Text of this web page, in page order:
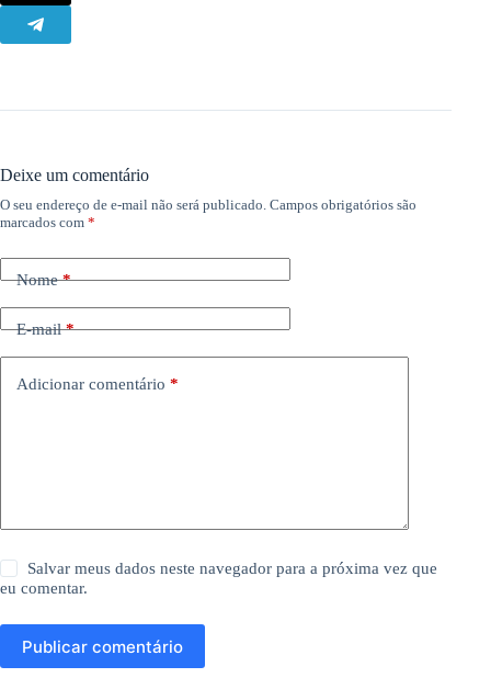
Deixe um comentário
O seu endereço de e-mail não será publicado. Campos obrigatórios são
marcados com *
Nome*
E-mail*
Adicionar comentário *
Salvar meus dados neste navegador para a próxima vez que
eu comentar.
Publicar comentário